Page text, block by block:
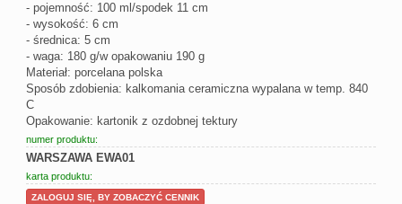
- pojemność: 100 ml/spodek 11 cm
- wysokość: 6 cm
- średnica: 5 cm
- waga: 180 g/w opakowaniu 190 g
Materiał: porcelana polska
Sposób zdobienia: kalkomania ceramiczna wypalana w temp. 840
C
Opakowanie: kartonik z ozdobnej tektury
numer produktu:
WARSZAWA EWA01
karta produktu:
ZALOGUJ SIĘ, BY ZOBACZYĆ CENNIK